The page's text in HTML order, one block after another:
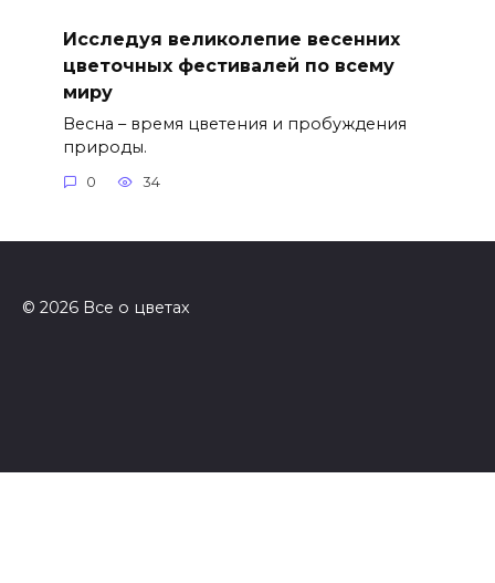
Исследуя великолепие весенних
цветочных фестивалей по всему
миру
Весна – время цветения и пробуждения
природы.
0 34
© 2026 Все о цветах